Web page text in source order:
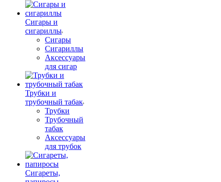
Сигары и
сигариллы
Сигары
Сигариллы
Аксессуары
для сигар
Трубки и
трубочный табак
Трубки
Трубочный
табак
Аксессуары
для трубок
Сигареты,